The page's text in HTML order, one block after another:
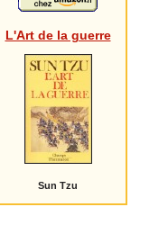
L'Art de la guerre
Sun Tzu